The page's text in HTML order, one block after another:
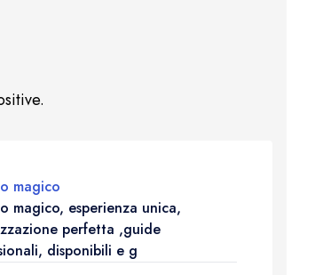
magico
magico, esperienza unica,
perfetta ,guide
disponibili e g